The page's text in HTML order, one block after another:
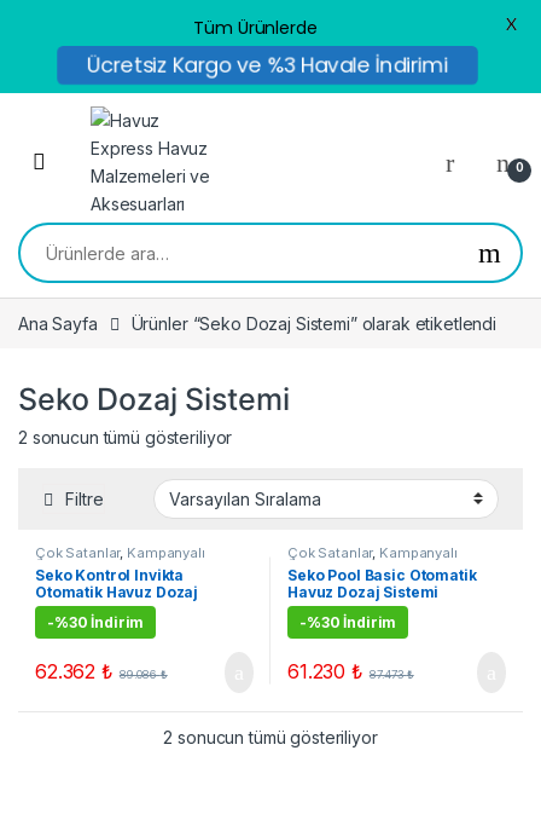
Skip to navigation
Skip to content
0
Ara:
Ana Sayfa Ürünler “Seko Dozaj Sistemi” olarak etiketlendi
Seko Dozaj Sistemi
2 sonucun tümü gösteriliyor
Filtre
Çok Satanlar, Kampanyalı
Ürünler, Otomatik PH & KLOR
Dozaj Sistemleri,Seko Otomatik
Havuz Dozaj Sistemi
Seko Kontrol Invikta
Otomatik Havuz Dozaj
Sistemi
-%30 İndirim
62.362₺ 89.086₺
Çok Satanlar, Kampanyalı
Ürünler, Otomatik PH & KLOR
Dozaj Sistemleri,Seko Otomatik
Havuz Dozaj Sistemi
Seko Pool Basic Otomatik
Havuz Dozaj Sistemi
-%30 İndirim
61.230₺ 87.473₺
2 sonucun tümü gösteriliyor
Tüm Ürünlerde
Ücretsiz Kargo ve %3 Havale İndirimi
X